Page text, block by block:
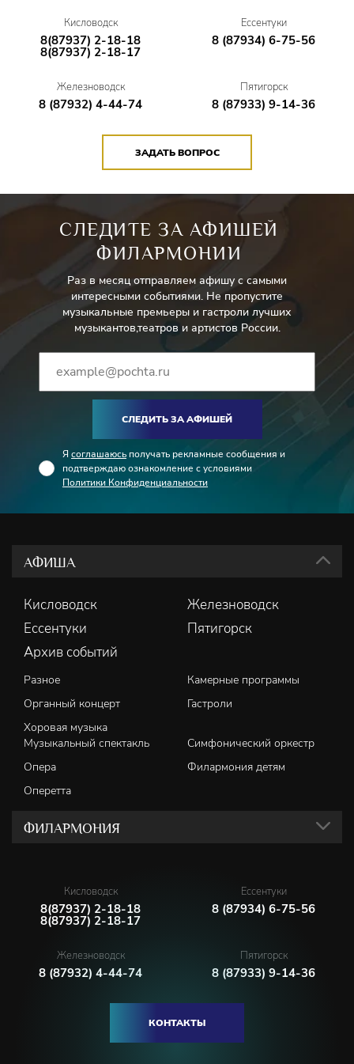
Кисловодск
8(87937) 2-18-18
8(87937) 2-18-17
Ессентуки
8 (87934) 6-75-56
Железноводск
8 (87932) 4-44-74
Пятигорск
8 (87933) 9-14-36
ЗАДАТЬ ВОПРОС
СЛЕДИТЕ ЗА АФИШЕЙ
ФИЛАРМОНИИ
Раз в месяц отправляем афишу с самыми
интересными событиями. Не пропустите
музыкальные премьеры и гастроли лучших
музыкантов,театров и артистов России.
СЛЕДИТЬ ЗА АФИШЕЙ
Я соглашаюсь получать рекламные сообщения и
подтверждаю ознакомление с условиями
Политики Конфиденциальности
АФИША
Кисловодск
Железноводск
Ессентуки
Пятигорск
Архив событий
Разное
Камерные программы
Органный концерт
Гастроли
Хоровая музыка
Музыкальный спектакль
Симфонический оркестр
Опера
Филармония детям
Оперетта
ФИЛАРМОНИЯ
Кисловодск
8(87937) 2-18-18
8(87937) 2-18-17
Ессентуки
8 (87934) 6-75-56
Железноводск
8 (87932) 4-44-74
Пятигорск
8 (87933) 9-14-36
КОНТАКТЫ